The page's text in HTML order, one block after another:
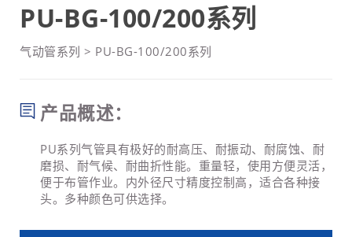
PU-BG-100/200系列
气动管系列 > PU-BG-100/200系列
产品概述：
PU系列气管具有极好的耐高压、耐振动、耐腐蚀、耐
磨损、耐气候、耐曲折性能。重量轻，使用方便灵活，
便于布管作业。内外径尺寸精度控制高，适合各种接
头。多种颜色可供选择。